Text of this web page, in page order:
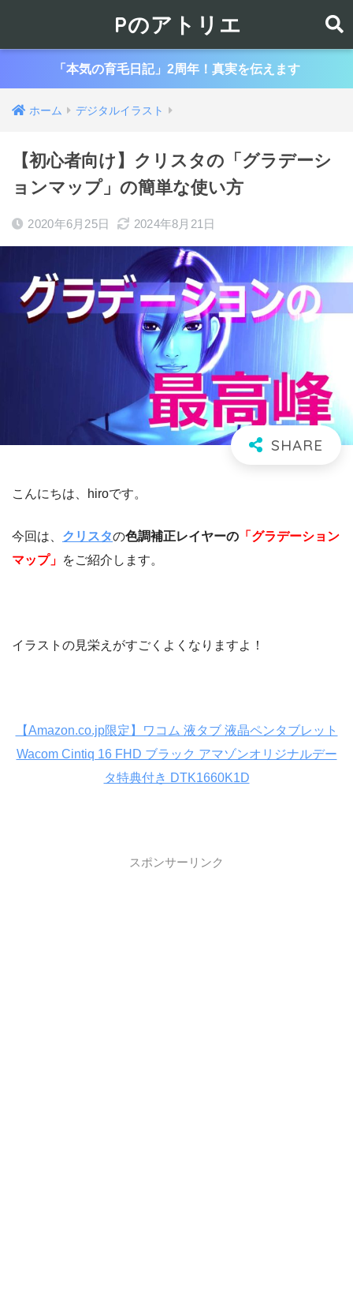
Pのアトリエ
「本気の育毛日記」2周年！真実を伝えます
ホーム デジタルイラスト
【初心者向け】クリスタの「グラデーシ
ョンマップ」の簡単な使い方
2020年6月25日 2024年8月21日
こんにちは、hiroです。
今回は、 クリスタの色調補正レイヤーの 「グラデーション
マップ」 をご紹介します。
イラストの見栄えがすごくよくなりますよ！
【Amazon.co.jp限定】ワコム 液タブ 液晶ペンタブレット
Wacom Cintiq 16 FHD ブラック アマゾンオリジナルデー
タ特典付き DTK1660K1D
スポンサーリンク